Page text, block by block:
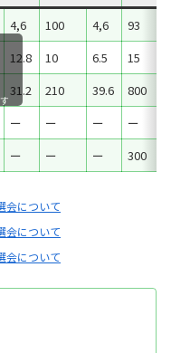
4,6 100 4,6
93
12.8 10 6.5
15
31.2 210 39.6
800
ー ー ー
ー
ー ー ー 300
会について
会について
会について